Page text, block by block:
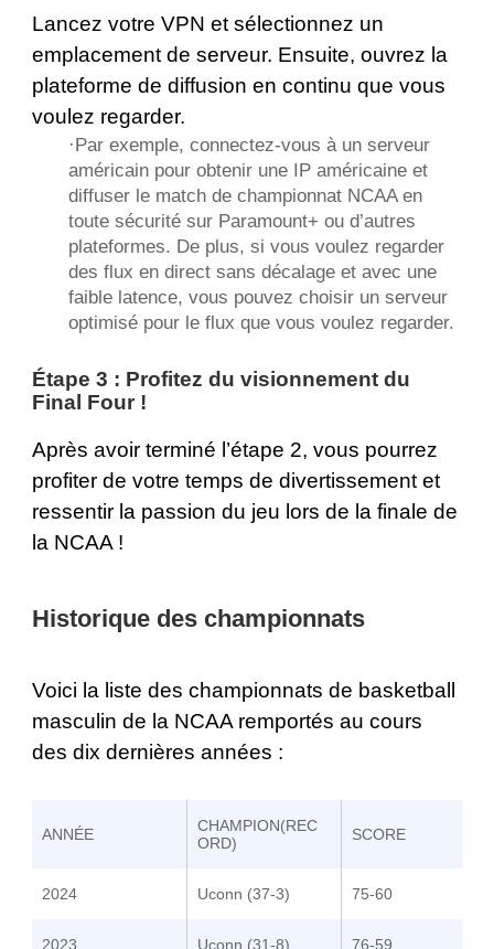
Lancez votre VPN et sélectionnez un
emplacement de serveur. Ensuite, ouvrez la
plateforme de diffusion en continu que vous
voulez regarder.
·Par exemple, connectez-vous à un serveur
américain pour obtenir une IP américaine et
diffuser le match de championnat NCAA en
toute sécurité sur Paramount+ ou d’autres
plateformes. De plus, si vous voulez regarder
des flux en direct sans décalage et avec une
faible latence, vous pouvez choisir un serveur
optimisé pour le flux que vous voulez regarder.
Étape 3 : Profitez du visionnement du
Final Four !
Après avoir terminé l’étape 2, vous pourrez
profiter de votre temps de divertissement et
ressentir la passion du jeu lors de la finale de
la NCAA !
Historique des championnats
Voici la liste des championnats de basketball
masculin de la NCAA remportés au cours
des dix dernières années :
ANNÉE
CHAMPION(REC
ORD)
SCORE
2024 Uconn (37-3) 75-60
2023 Uconn (31-8) 76-59